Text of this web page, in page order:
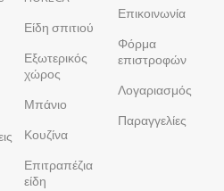
Είδη σπιτιού
Εξωτερικός
χώρος
Μπάνιο
Κουζίνα
Επιτραπέζια
είδη
Επικοινωνία
Φόρμα
επιστροφών
Λογαριασμός
Παραγγελίες